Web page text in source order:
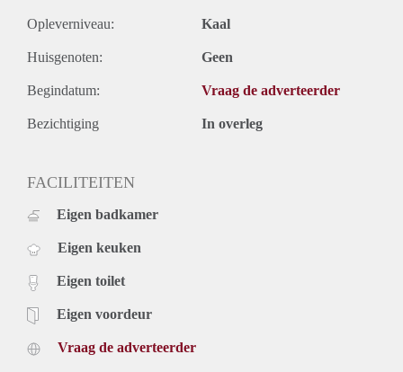
Opleverniveau: Kaal
Huisgenoten: Geen
Begindatum: Vraag de adverteerder
Bezichtiging In overleg
FACILITEITEN
Eigen badkamer
Eigen keuken
Eigen toilet
Eigen voordeur
Vraag de adverteerder